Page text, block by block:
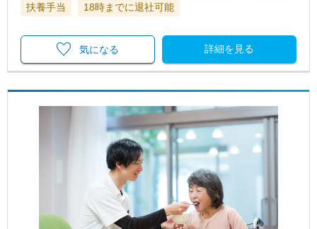
扶養手当
18時までに退社可能
詳細を見る
気になる